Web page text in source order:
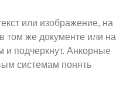
или изображение, на
том же документе или на
и подчеркнут. Анкорные
системам понять